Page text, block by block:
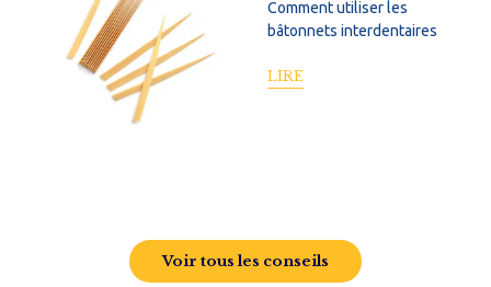
Comment utiliser les
bâtonnets interdentaires
LIRE
Voir tous les conseils